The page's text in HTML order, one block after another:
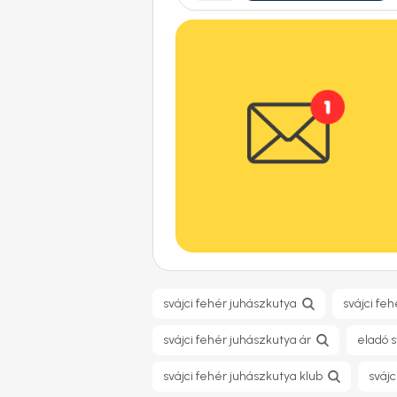
svájci fehér juhászkutya svájci
svájci fehér juhászkutya ár eladó
svájci fehér juhászkutya klub